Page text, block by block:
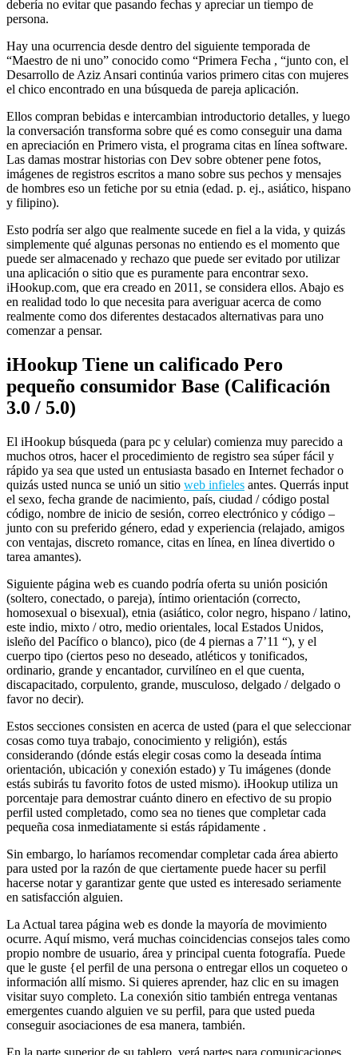
debería no evitar que pasando fechas y apreciar un tiempo de
persona.
Hay una ocurrencia desde dentro del siguiente temporada de
“Maestro de ni uno” conocido como “Primera Fecha , “junto con, el
Desarrollo de Aziz Ansari continúa varios primero citas con mujeres
el chico encontrado en una búsqueda de pareja ​​aplicación.
Ellos compran bebidas e intercambian introductorio detalles, y luego
la conversación transforma sobre qué es como conseguir una dama
en apreciación en Primero vista, el programa citas en línea software.
Las damas mostrar historias con Dev sobre obtener pene fotos,
imágenes de registros escritos a mano sobre sus pechos y mensajes
de hombres eso un fetiche por su etnia (edad. p. ej., asiático, hispano
y filipino).
Esto podría ser algo que realmente sucede en fiel a la vida, y quizás
simplemente qué algunas personas no entiendo es el momento que
puede ser almacenado y rechazo que puede ser evitado por utilizar
una aplicación o sitio que es puramente para encontrar sexo.
iHookup.com, que era creado en 2011, se considera ellos. Abajo es
en realidad todo lo que necesita para averiguar acerca de como
realmente como dos diferentes destacados alternativas para uno
comenzar a pensar.
iHookup Tiene un calificado Pero
pequeño consumidor Base (Calificación
3.0 / 5.0)
El iHookup búsqueda (para pc y celular) comienza muy parecido a
muchos otros, hacer el procedimiento de registro sea súper fácil y
rápido ya sea que usted un entusiasta basado en Internet fechador o
quizás usted nunca se unió un sitio web infieles antes. Querrás input
el sexo, fecha grande de nacimiento, país, ciudad / código postal
código, nombre de inicio de sesión, correo electrónico y código –
junto con su preferido género, edad y experiencia (relajado, amigos
con ventajas, discreto romance, citas en línea, en línea divertido o
tarea amantes).
Siguiente página web es cuando podría oferta su unión posición
(soltero, conectado, o pareja), íntimo orientación (correcto,
homosexual o bisexual), etnia (asiático, color negro, hispano / latino,
este indio, mixto / otro, medio orientales, local Estados Unidos,
isleño del Pacífico o blanco), pico (de 4 piernas a 7’11 “), y el
cuerpo tipo (ciertos peso no deseado, atléticos y tonificados,
ordinario, grande y encantador, curvilíneo en el que cuenta,
discapacitado, corpulento, grande, musculoso, delgado / delgado o
favor no decir).
Estos secciones consisten en acerca de usted (para el que seleccionar
cosas como tuya trabajo, conocimiento y religión), estás
considerando (dónde estás elegir cosas como la deseada íntima
orientación, ubicación y conexión estado) y Tu imágenes (donde
estás subirás tu favorito fotos de usted mismo). iHookup utiliza un
porcentaje para demostrar cuánto dinero en efectivo de su propio
perfil usted completado, como sea no tienes que completar cada
pequeña cosa inmediatamente si estás rápidamente .
Sin embargo, lo haríamos recomendar completar cada área abierto
para usted por la razón de que ciertamente puede hacer su perfil
hacerse notar y garantizar gente que usted es interesado seriamente
en satisfacción alguien.
La Actual tarea página web es donde la mayoría de movimiento
ocurre. Aquí mismo, verá muchas coincidencias consejos tales como
propio nombre de usuario, área y principal cuenta fotografía. Puede
que le guste {el perfil de una persona o entregar ellos un coqueteo o
información allí mismo. Si quieres aprender, haz clic en su imagen
visitar suyo completo. La conexión sitio también entrega ventanas
emergentes cuando alguien ve su perfil, para que usted pueda
conseguir asociaciones de esa manera, también.
En la parte superior de su tablero, verá partes para comunicaciones,